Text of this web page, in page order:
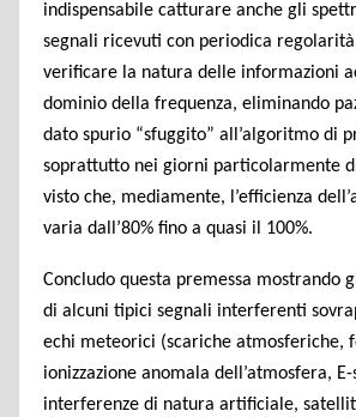
indispensabile catturare anche gli
segnali ricevuti con periodica
verificare la natura delle informazioni
dominio della frequenza, eliminando
dato spurio “sfuggito” all’algoritmo di
soprattutto nei giorni particolarmente
visto che, mediamente, l’efficienza
varia dall’80% fino a quasi il 100%.
Concludo questa premessa mostrando
di alcuni tipici segnali interferenti
echi meteorici (scariche atmosferiche,
ionizzazione anomala dell’atmosfera,
interferenze di natura artificiale,